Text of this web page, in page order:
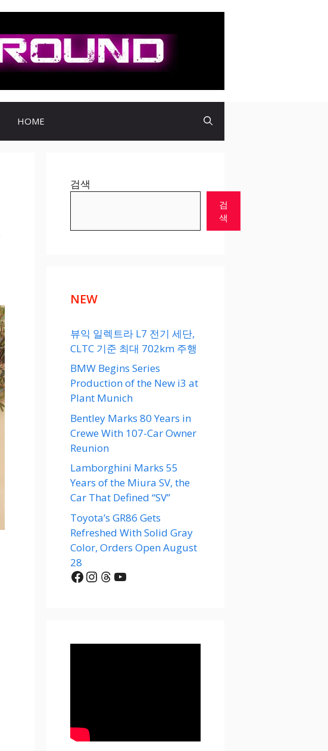
HOME
검색
검
색
NEW
뷰익 일렉트라 L7 전기 세단,
CLTC 기준 최대 702km 주행
BMW Begins Series
Production of the New i3 at
Plant Munich
Bentley Marks 80 Years in
Crewe With 107-Car Owner
Reunion
Lamborghini Marks 55
Years of the Miura SV, the
Car That Defined “SV”
Toyota’s GR86 Gets
Refreshed With Solid Gray
Color, Orders Open August
28
Facebook
Instagram
Threads
YouTube